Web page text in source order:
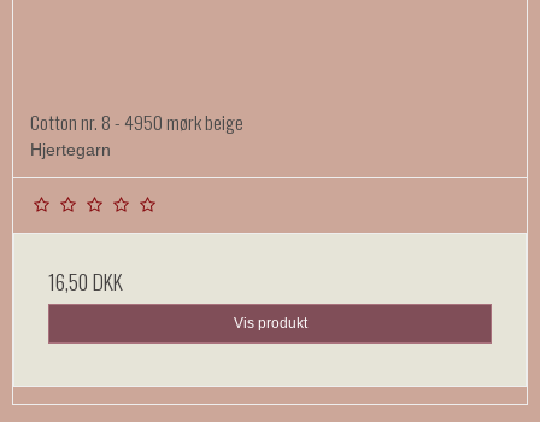
Cotton nr. 8 - 4950 mørk beige
Hjertegarn
16,50 DKK
Vis produkt